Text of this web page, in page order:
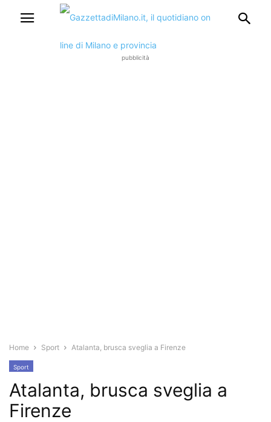
pubblicità
Home Sport Atalanta, brusca sveglia a Firenze
Sport
Atalanta, brusca sveglia a
Firenze